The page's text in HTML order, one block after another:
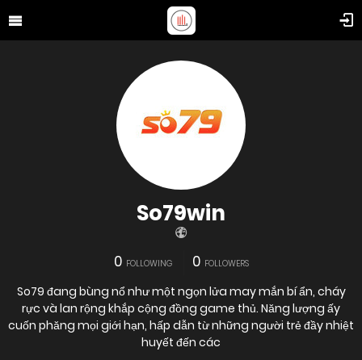
So79win
0 FOLLOWING 0 FOLLOWERS
So79 đang bùng nổ như một ngọn lửa may mắn bí ẩn, cháy
rực và lan rộng khắp cộng đồng game thủ. Năng lượng ấy
cuốn phăng mọi giới hạn, hấp dẫn từ những người trẻ đầy nhiệt
huyết đến các